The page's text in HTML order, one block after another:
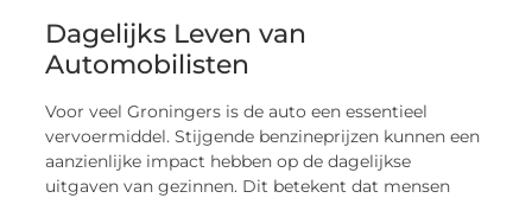
Dagelijks Leven van
Automobilisten
Voor veel Groningers is de auto een essentieel
vervoermiddel. Stijgende benzineprijzen kunnen een
aanzienlijke impact hebben op de dagelijkse
uitgaven van gezinnen. Dit betekent dat mensen